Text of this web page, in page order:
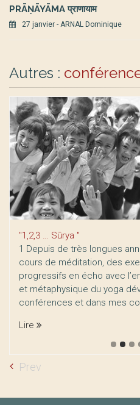
PRĀṆĀYĀMA प्राणायाम
27 janvier - ARNAL Dominique
Autres :
Prev
"1,2,3 … Sūrya "
1 Depuis de très longues
cours de méditation, des
progressifs en écho avec
et métaphysique du yoga
conférences et dans mes
Lire